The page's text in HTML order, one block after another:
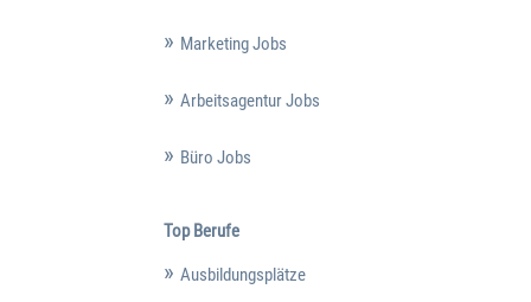
Marketing Jobs
Arbeitsagentur Jobs
Büro Jobs
Top Berufe
Ausbildungsplätze